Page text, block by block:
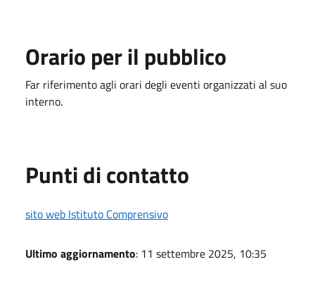
Orario per il pubblico
Far riferimento agli orari degli eventi organizzati al suo
interno.
Punti di contatto
sito web Istituto Comprensivo
Ultimo aggiornamento: 11 settembre 2025, 10:35